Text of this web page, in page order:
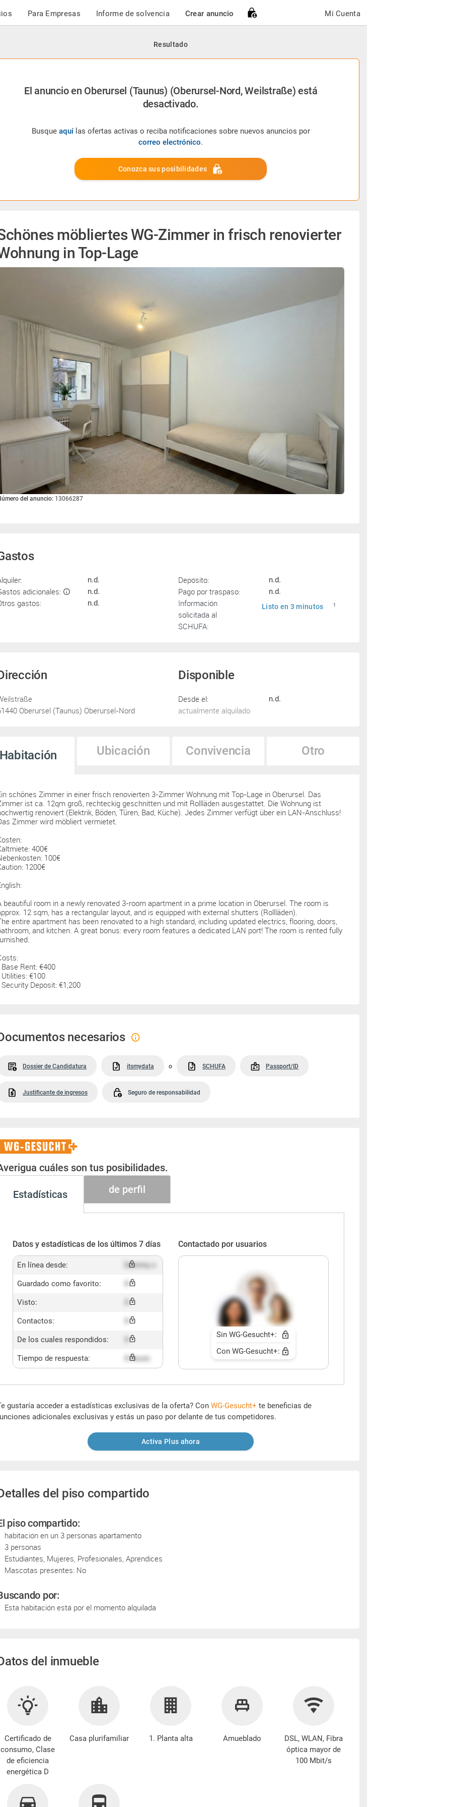
Para Empresas Informe de solvencia Crear anuncio Mi Cuenta
Resultado
El anuncio en Oberursel (Taunus) (Oberursel-Nord, Weilstraße) está
desactivado.
Busque aquílas ofertas activas o reciba notificaciones sobre nuevos anuncios por
correo electrónico.
Conozca sus posibilidades
möbliertes WG-Zimmer in frisch renovierter
in Top-Lage
del anuncio: 13066287
n.d.
adicionales: n.d.
gastos: n.d.
Depósito: n.d.
Pago por traspaso: n.d.
Información
solicitada al
SCHUFA:
Listo en 3 minutos 1
Oberursel (Taunus) Oberursel-Nord
Disponible
Desde el: n.d.
actualmente alquilado
Ubicación Convivencia Otro
schönes Zimmer in einer frisch renovierten 3-Zimmer Wohnung mit Top-Lage in Oberursel. Das
ist ca. 12qm groß, rechteckig geschnitten und mit Rollläden ausgestattet. Die Wohnung ist
renoviert (Elektrik, Böden, Türen, Bad, Küche). Jedes Zimmer verfügt über ein LAN-Anschluss!
Zimmer wird möbliert vermietet.
400€
100€
1200€
beautiful room in a newly renovated 3-room apartment in a prime location in Oberursel. The room is
12 sqm, has a rectangular layout, and is equipped with external shutters (Rollläden).
entire apartment has been renovated to a high standard, including updated electrics, flooring, doors,
and kitchen. A great bonus: every room features a dedicated LAN port! The room is rented fully
Base Rent: €400
Utilities: €100
Security Deposit: €1,200
necesarios
Dossier de Candidatura itsmydata o SCHUFA Passport/ID
Justificante de ingresos Seguro de responsabilidad
cuáles son tus posibilidades.
Estadísticas de perfil
Datos y estadísticas de los últimos 7 días
En línea desde: Dummy x
Guardado como favorito:
Visto:
Contactos:
De los cuales respondidos:
Tiempo de respuesta: X hours
Contactado por usuarios
Sin WG-Gesucht+:
Con WG-Gesucht+:
gustaría acceder a estadísticas exclusivas de la oferta? Con WG-Gesucht+ te beneficias de
adicionales exclusivas y estás un paso por delante de tus competidores.
Activa Plus ahora
del piso compartido
piso compartido:
habitación en un 3 personas apartamento
3 personas
Estudiantes, Mujeres, Profesionales, Aprendices
Mascotas presentes: No
por:
Esta habitación está por el momento alquilada
del inmueble
Certificado de
consumo, Clase
de eficiencia
energética D
Casa plurifamiliar 1. Planta alta Amueblado
DSL, WLAN, Fibra
óptica mayor de
100 Mbit/s